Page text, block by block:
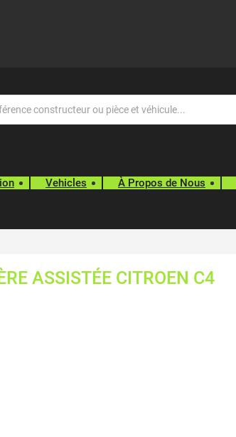
Vehicles À Propos de Nous
ASSISTÉE CITROEN C4